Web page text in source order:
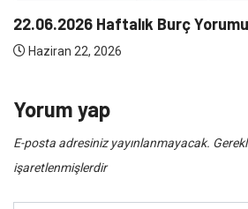
Klima
Yorum yap
E-posta adresiniz yayınlanmayacak.
işaretlenmişlerdir